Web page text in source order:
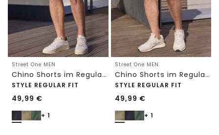
Street One MEN
Chino Shorts im Regular Fit mit Flexbund
STYLE REGULAR FIT
49,99 €
+ 1
Street One MEN
Chino Shorts im Regular Fit mit Flexbund
STYLE REGULAR FIT
49,99 €
+ 1